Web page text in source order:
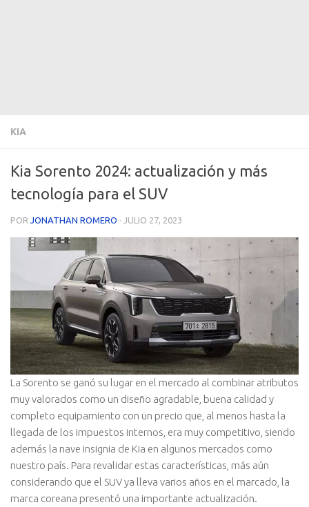
KIA
Kia Sorento 2024: actualización y más
tecnología para el SUV
POR JONATHAN ROMERO · JULIO 27, 2023
La Sorento se ganó su lugar en el mercado al combinar atributos
muy valorados como un diseño agradable, buena calidad y
completo equipamiento con un precio que, al menos hasta la
llegada de los impuestos internos, era muy competitivo, siendo
además la nave insignia de Kia en algunos mercados como
nuestro país. Para revalidar estas características, más aún
considerando que el SUV ya lleva varios años en el marcado, la
marca coreana presentó una importante actualización.